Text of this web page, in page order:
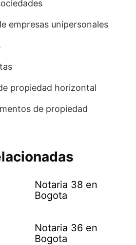
empresas unipersonales
propiedad horizontal
de propiedad
Notaria 38 en
Bogota
Notaria 36 en
Bogota